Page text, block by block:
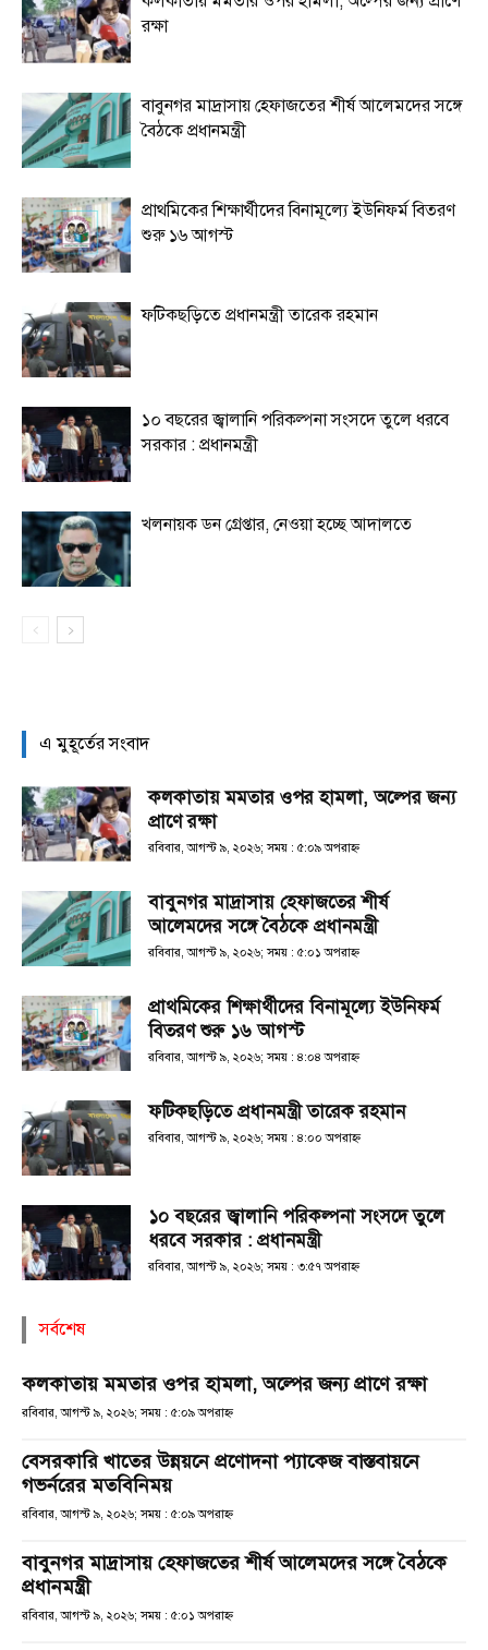
রক্ষা
বাবুনগর মাদ্রাসায় হেফাজতের শীর্ষ আলেমদের সঙ্গে
বৈঠকে প্রধানমন্ত্রী
প্রাথমিকের শিক্ষার্থীদের বিনামূল্যে ইউনিফর্ম বিতরণ
শুরু ১৬ আগস্ট
ফটিকছড়িতে প্রধানমন্ত্রী তারেক রহমান
১০ বছরের জ্বালানি পরিকল্পনা সংসদে তুলে ধরবে
সরকার : প্রধানমন্ত্রী
খলনায়ক ডন গ্রেপ্তার, নেওয়া হচ্ছে আদালতে
এ মুহূর্তের সংবাদ
কলকাতায় মমতার ওপর হামলা, অল্পের জন্য
প্রাণে রক্ষা
রবিবার, আগস্ট ৯, ২০২৬; সময় : ৫:০৯ অপরাহ্ণ
বাবুনগর মাদ্রাসায় হেফাজতের শীর্ষ
আলেমদের সঙ্গে বৈঠকে প্রধানমন্ত্রী
রবিবার, আগস্ট ৯, ২০২৬; সময় : ৫:০১ অপরাহ্ণ
প্রাথমিকের শিক্ষার্থীদের বিনামূল্যে ইউনিফর্ম
বিতরণ শুরু ১৬ আগস্ট
রবিবার, আগস্ট ৯, ২০২৬; সময় : ৪:০৪ অপরাহ্ণ
ফটিকছড়িতে প্রধানমন্ত্রী তারেক রহমান
রবিবার, আগস্ট ৯, ২০২৬; সময় : ৪:০০ অপরাহ্ণ
১০ বছরের জ্বালানি পরিকল্পনা সংসদে তুলে
ধরবে সরকার : প্রধানমন্ত্রী
রবিবার, আগস্ট ৯, ২০২৬; সময় : ৩:৫৭ অপরাহ্ণ
সর্বশেষ
কলকাতায় মমতার ওপর হামলা, অল্পের জন্য প্রাণে রক্ষা
রবিবার, আগস্ট ৯, ২০২৬; সময় : ৫:০৯ অপরাহ্ণ
বেসরকারি খাতের উন্নয়নে প্রণোদনা প্যাকেজ বাস্তবায়নে
গভর্নরের মতবিনিময়
রবিবার, আগস্ট ৯, ২০২৬; সময় : ৫:০৯ অপরাহ্ণ
বাবুনগর মাদ্রাসায় হেফাজতের শীর্ষ আলেমদের সঙ্গে বৈঠকে
প্রধানমন্ত্রী
রবিবার, আগস্ট ৯, ২০২৬; সময় : ৫:০১ অপরাহ্ণ